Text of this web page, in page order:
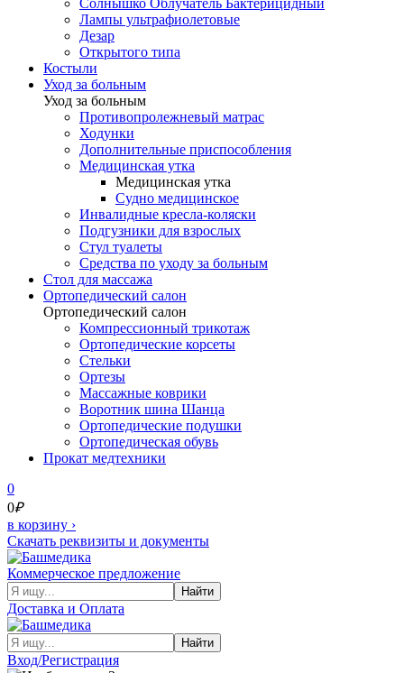
Солнышко Облучатель Бактерицидный
Лампы ультрафиолетовые
Дезар
Открытого типа
Костыли
Уход за больным
Уход за больным
Противопролежневый матрас
Ходунки
Дополнительные приспособления
Медицинская утка
Медицинская утка
Судно медицинское
Инвалидные кресла-коляски
Подгузники для взрослых
Стул туалеты
Средства по уходу за больным
Cтол для массажа
Ортопедический салон
Ортопедический салон
Компрессионный трикотаж
Ортопедические корсеты
Стельки
Ортезы
Массажные коврики
Воротник шина Шанца
Ортопедические подушки
Ортопедическая обувь
Прокат медтехники
0
0₽
в корзину ›
Скачать реквизиты и документы
Коммерческое предложение
Найти
Доставка и Оплата
Найти
Вход/Регистрация